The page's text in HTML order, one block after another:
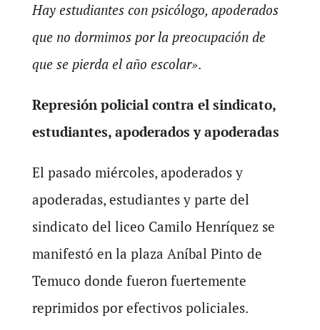
Hay estudiantes con psicólogo, apoderados
que no dormimos por la preocupación de
que se pierda el año escolar».
Represión policial contra el sindicato,
estudiantes, apoderados y apoderadas
El pasado miércoles, apoderados y
apoderadas, estudiantes y parte del
sindicato del liceo Camilo Henríquez se
manifestó en la plaza Aníbal Pinto de
Temuco donde fueron fuertemente
reprimidos por efectivos policiales.